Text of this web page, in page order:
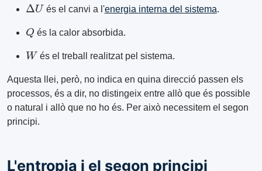
Δ U
és el canvi a l'energia interna del sistema.
Q
és la calor absorbida.
W
és el treball realitzat pel sistema.
Aquesta llei, però, no indica en quina direcció passen els
processos, és a dir, no distingeix entre allò que és possible
o natural i allò que no ho és. Per això necessitem el segon
principi.
L'entropia i el segon principi